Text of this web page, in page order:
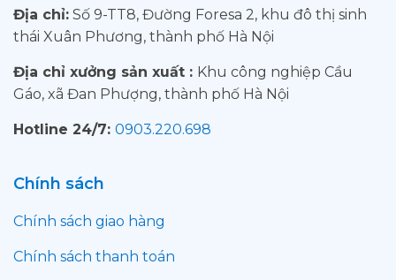
Địa chỉ: Số 9-TT8, Đường Foresa 2, khu đô thị sinh
thái Xuân Phương, thành phố Hà Nội
Địa chỉ xưởng sản xuất : Khu công nghiệp Cầu
Gáo, xã Đan Phượng, thành phố Hà Nội
Hotline 24/7: 0903.220.698
Chính sách
Chính sách giao hàng
Chính sách thanh toán